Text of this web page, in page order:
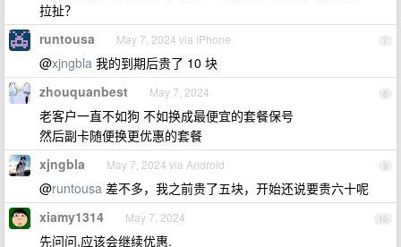
拉扯？
7
runtousa May 7, 2024 via iPhone
@xjngbla 我的到期后贵了 10 块
8
zhouquanbest May 7, 2024
老客户一直不如狗 不如换成最便宜的套餐保号
然后副卡随便换更优惠的套餐
9
xjngbla May 7, 2024 via Android
@runtousa 差不多，我之前贵了五块，开始还说要贵六十呢
10
xiamy1314 May 7, 2024
先问问,应该会继续优惠.